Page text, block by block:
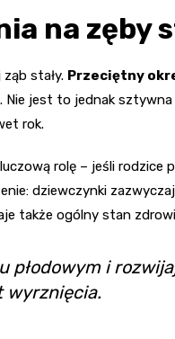
na zęby
stały. Przeciętny
. Nie jest to jednak sztywna
rok.
rolę – jeśli rodzice
dziewczynki
także ogólny stan
płodowym i
wyrznięcia.